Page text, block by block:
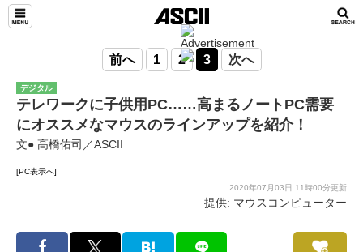
前へ 1 2 3 次へ
デジタル
テレワークに子供用PC……高まるノートPC需要
にオススメなマウスのラインアップを紹介！
文● 高橋佑司／ASCII
[PC表示へ]
2020年07月03日 11時00分更新
提供: マウスコンピューター